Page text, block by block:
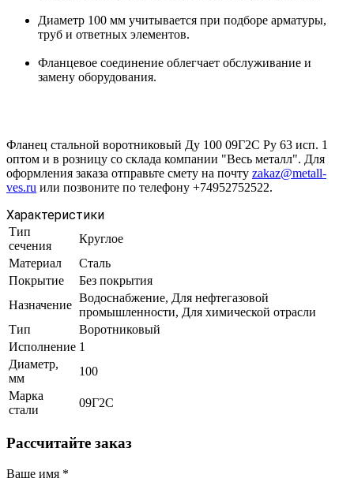
Диаметр 100 мм учитывается при подборе арматуры,
труб и ответных элементов.
Фланцевое соединение облегчает обслуживание и
замену оборудования.
Фланец стальной воротниковый Ду 100 09Г2С Ру 63 исп. 1
оптом и в розницу со склада компании "Весь металл". Для
оформления заказа отправьте смету на почту zakaz@metall-
ves.ru или позвоните по телефону +74952752522.
Характеристики
Тип
сечения
Круглое
Материал
Сталь
Покрытие
Без покрытия
Назначение
Водоснабжение, Для нефтегазовой
промышленности, Для химической отрасли
Тип
Воротниковый
Исполнение 1
Диаметр,
мм
100
Марка
стали
09Г2С
Рассчитайте заказ
Ваше имя *